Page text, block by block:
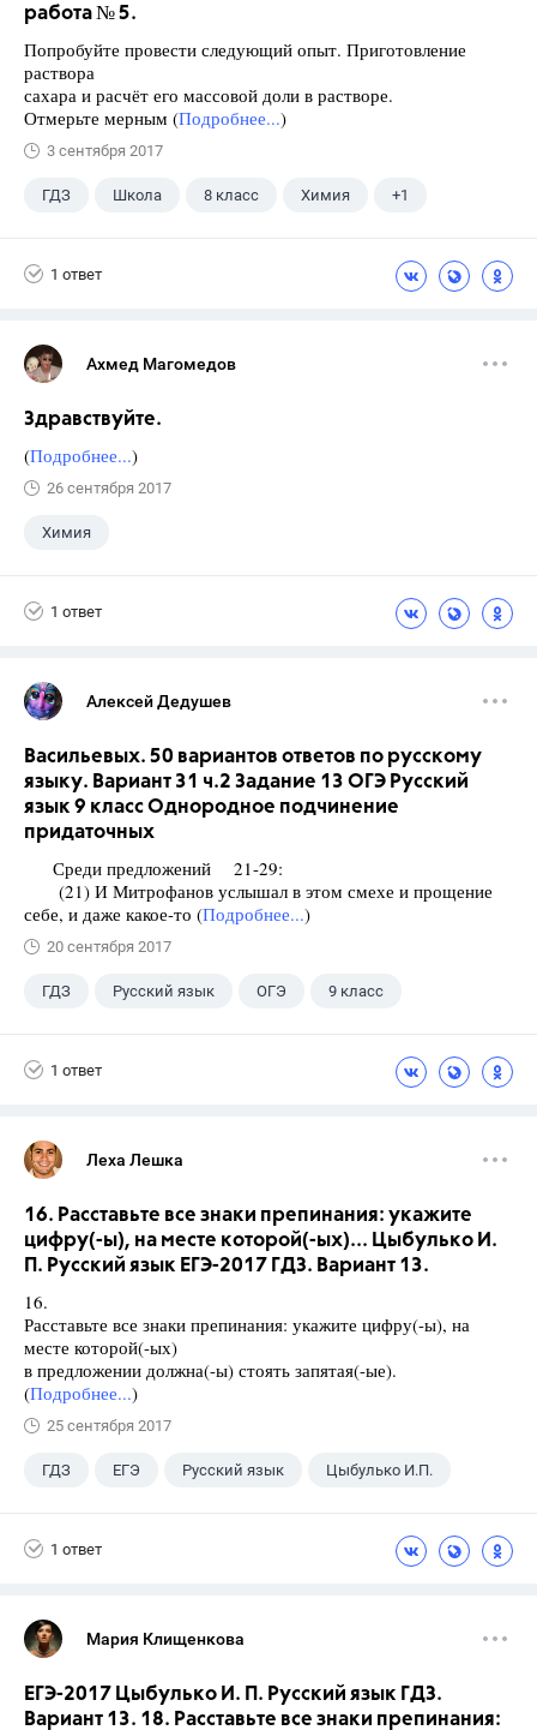
работа № 5.
Попробуйте провести следующий опыт. Приготовление
раствора
сахара и расчёт его массовой доли в растворе.
Отмерьте мерным (Подробнее...)
3 сентября 2017
ГДЗ Школа 8 класс Химия +1
1 ответ
Ахмед Магомедов
Здравствуйте.
(Подробнее...)
26 сентября 2017
Химия
1 ответ
Алексей Дедушев
Васильевых. 50 вариантов ответов по русскому
языку. Вариант 31 ч.2 Задание 13 ОГЭ Русский
язык 9 класс Однородное подчинение
придаточных
Среди предложений 21-29:
(21) И Митрофанов услышал в этом смехе и прощение
себе, и даже какое-то (Подробнее...)
20 сентября 2017
ГДЗ Русский язык ОГЭ 9 класс
1 ответ
Леха Лешка
16. Расставьте все знаки препинания: укажите
цифру(-ы), на месте которой(-ых)... Цыбулько И.
П. Русский язык ЕГЭ-2017 ГДЗ. Вариант 13.
16.
Расставьте все знаки препинания: укажите цифру(-ы), на
месте которой(-ых)
в предложении должна(-ы) стоять запятая(-ые).
(Подробнее...)
25 сентября 2017
ГДЗ ЕГЭ Русский язык Цыбулько И.П.
1 ответ
Мария Клищенкова
ЕГЭ-2017 Цыбулько И. П. Русский язык ГДЗ.
Вариант 13. 18. Расставьте все знаки препинания: